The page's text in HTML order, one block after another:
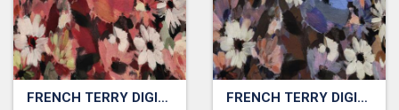
FRENCH TERRY DIGITAAL BLOEMEN FRENCH TERRY DIGITAAL BLOEMEN